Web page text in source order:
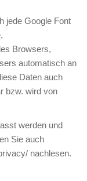
jede Google Font
Browsers,
automatisch an
Daten auch
bzw. wird von
werden und
Sie auch
nachlesen.